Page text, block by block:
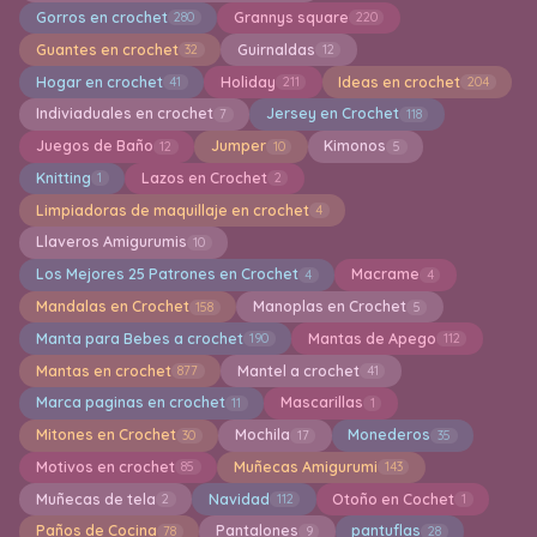
Gorros en crochet 280 Grannys square 220
Guantes en crochet 32 Guirnaldas 12
Hogar en crochet 41 Holiday 211 Ideas en crochet 204
Indiviaduales en crochet 7 Jersey en Crochet 118
Juegos de Baño 12 Jumper 10 Kimonos 5
Knitting 1 Lazos en Crochet 2
Limpiadoras de maquillaje en crochet 4
Llaveros Amigurumis 10
Los Mejores 25 Patrones en Crochet 4 Macrame 4
Mandalas en Crochet 158 Manoplas en Crochet 5
Manta para Bebes a crochet 190 Mantas de Apego 112
Mantas en crochet 877 Mantel a crochet 41
Marca paginas en crochet 11 Mascarillas 1
Mitones en Crochet 30 Mochila 17 Monederos 35
Motivos en crochet 85 Muñecas Amigurumi 143
Muñecas de tela 2 Navidad 112 Otoño en Cochet 1
Paños de Cocina 78 Pantalones 9 pantuflas 28